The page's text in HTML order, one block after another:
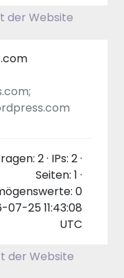
der Website
2 · IPs: 2 ·
Seiten: 1 ·
0
07-25 11:43:08
UTC
der Website